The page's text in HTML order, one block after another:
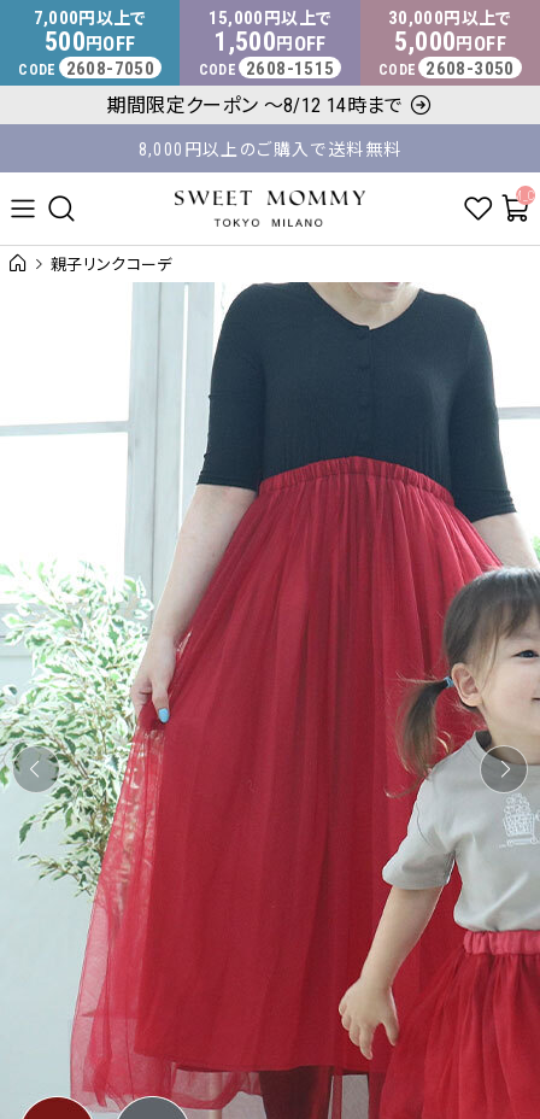
マタニティウェア・授乳服のスウィートマミー
7,000円以上で
500円OFF
CODE 2608-7050
15,000 円以上で
1,500 円 OFF
CODE 2608-1515
30,000 円以上で
5,000 円 OFF
CODE 2608-3050
期間限定クーポン ～8/12 14時まで
8,000円以上のご購入で送料無料
平日14時 / 土日祝12時まで のご注文で当日出荷！
親子リンクコーデ